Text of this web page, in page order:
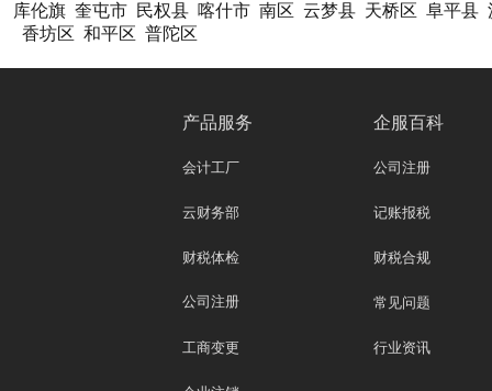
库伦旗 奎屯市 民权县 喀什市 南区 云梦县 天桥区 阜平县
香坊区 和平区 普陀区
产品服务
会计工厂
云财务部
财税体检
公司注册
工商变更
企服百科
公司注册
记账报税
财税合规
常见问题
行业资讯